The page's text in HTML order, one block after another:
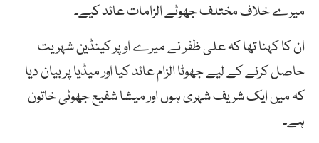
میرے خلاف مختلف جھوٹے الزامات عائد کیے۔
ان کا کہنا تھا کہ علی ظفر نے میرے اوپر کینڈین شہریت
حاصل کرنے کے لیے جھوٹا الزام عائد کیا اور میڈیا پر بیان دیا
کہ میں ایک شریف شہری ہوں اور میشا شفیع جھوٹی خاتون
ہے۔